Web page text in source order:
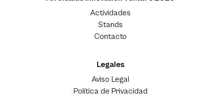
Actividades
Stands
Contacto
Legales
Aviso Legal
Política de Privacidad